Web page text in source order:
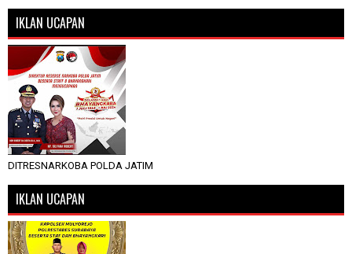
IKLAN UCAPAN
DITRESNARKOBA POLDA JATIM
IKLAN UCAPAN